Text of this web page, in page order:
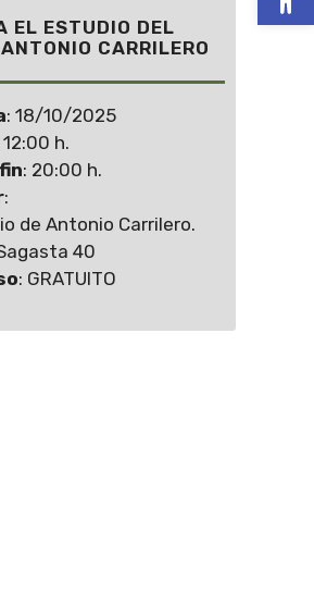
EL ESTUDIO DEL
CARRILERO
: 18/10/2025
12:00 h.
: 20:00 h.
:
de Antonio Carrilero.
40
: GRATUITO